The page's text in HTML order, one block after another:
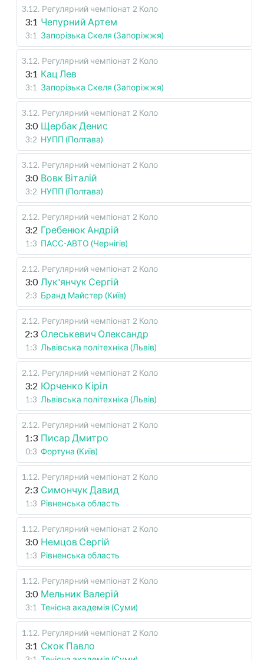
3.12. Регулярний чемпіонат 2 Коло
3:1 Чепурний Артем
3:1 Запорізька Скеля (Запоріжжя)
3.12. Регулярний чемпіонат 2 Коло
3:1 Кац Лев
3:1 Запорізька Скеля (Запоріжжя)
3.12. Регулярний чемпіонат 2 Коло
3:0 Щербак Денис
3:2 НУПП (Полтава)
3.12. Регулярний чемпіонат 2 Коло
3:0 Вовк Віталій
3:2 НУПП (Полтава)
2.12. Регулярний чемпіонат 2 Коло
3:2 Гребенюк Андрій
1:3 ПАСС-АВТО (Чернігів)
2.12. Регулярний чемпіонат 2 Коло
3:0 Лук'янчук Сергій
2:3 Бранд Майстер (Київ)
2.12. Регулярний чемпіонат 2 Коло
2:3 Олеськевич Олександр
1:3 Львівська політехніка (Львів)
2.12. Регулярний чемпіонат 2 Коло
3:2 Юрченко Кіріл
1:3 Львівська політехніка (Львів)
2.12. Регулярний чемпіонат 2 Коло
1:3 Писар Дмитро
0:3 Фортуна (Київ)
1.12. Регулярний чемпіонат 2 Коло
2:3 Симончук Давид
1:3 Рівненська область
1.12. Регулярний чемпіонат 2 Коло
3:0 Немцов Сергій
1:3 Рівненська область
1.12. Регулярний чемпіонат 2 Коло
3:0 Мельник Валерій
3:1 Тенісна академія (Суми)
1.12. Регулярний чемпіонат 2 Коло
3:1 Скок Павло